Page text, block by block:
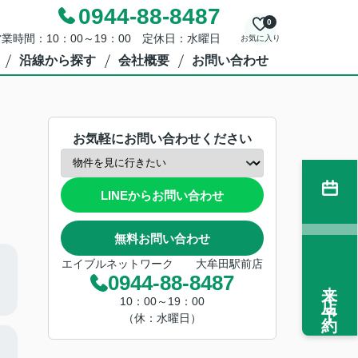
0944-88-8487
時間：10：00～19：00 定休日：水曜日 お気に入り
0
沿線から探す 会社概要 お問い合わせ
お気軽にお問い合わせください
LINEからお問い合わせ
無料お問い合わせ
エイブルネットワーク 大牟田駅前店
0944-88-8487
10：00～19：00
（休：水曜日）
来店予約